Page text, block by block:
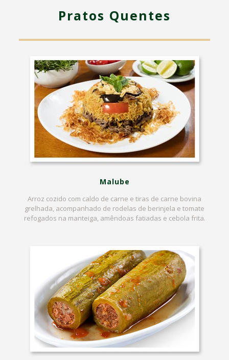
Pratos Quentes
Malube
Arroz cozido com caldo de carne e tiras de carne bovina
grelhada, acompanhado de rodelas de berinjela e tomate
refogados na manteiga, amêndoas fatiadas e cebola frita.